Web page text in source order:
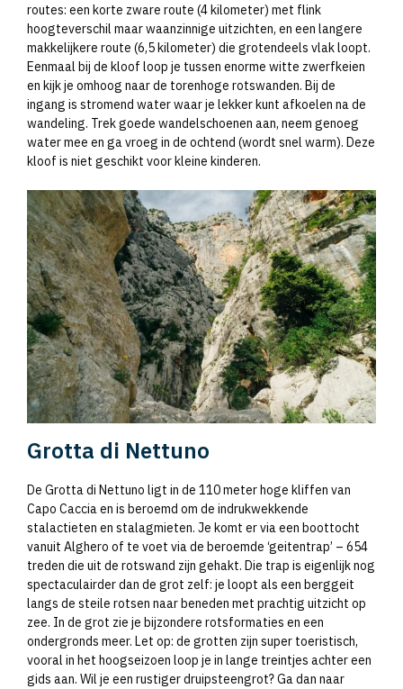
routes: een korte zware route (4 kilometer) met flink
hoogteverschil maar waanzinnige uitzichten, en een langere
makkelijkere route (6,5 kilometer) die grotendeels vlak loopt.
Eenmaal bij de kloof loop je tussen enorme witte zwerfkeien
en kijk je omhoog naar de torenhoge rotswanden. Bij de
ingang is stromend water waar je lekker kunt afkoelen na de
wandeling. Trek goede wandelschoenen aan, neem genoeg
water mee en ga vroeg in de ochtend (wordt snel warm). Deze
kloof is niet geschikt voor kleine kinderen.
Grotta di Nettuno
De Grotta di Nettuno ligt in de 110 meter hoge kliffen van
Capo Caccia en is beroemd om de indrukwekkende
stalactieten en stalagmieten. Je komt er via een boottocht
vanuit Alghero of te voet via de beroemde ‘geitentrap’ – 654
treden die uit de rotswand zijn gehakt. Die trap is eigenlijk nog
spectaculairder dan de grot zelf: je loopt als een berggeit
langs de steile rotsen naar beneden met prachtig uitzicht op
zee. In de grot zie je bijzondere rotsformaties en een
ondergronds meer. Let op: de grotten zijn super toeristisch,
vooral in het hoogseizoen loop je in lange treintjes achter een
gids aan. Wil je een rustiger druipsteengrot? Ga dan naar